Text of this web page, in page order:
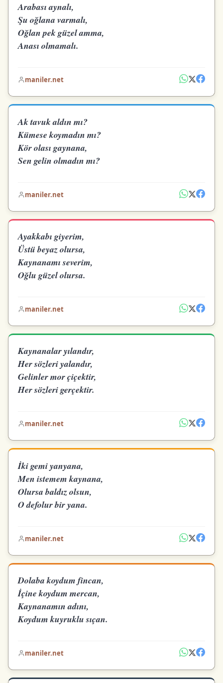
Arabası aynalı,
Şu oğlana varmalı,
Oğlan pek güzel amma,
Anası olmamalı.
maniler.net
Ak tavuk aldın mı?
Kümese koymadın mı?
Kör olası gaynana,
Sen gelin olmadın mı?
maniler.net
Ayakkabı giyerim,
Üstü beyaz olursa,
Kaynanamı severim,
Oğlu güzel olursa.
maniler.net
Kaynanalar yılandır,
Her sözleri yalandır,
Gelinler mor çiçektir,
Her sözleri gerçektir.
maniler.net
İki gemi yanyana,
Men istemem kaynana,
Olursa baldız olsun,
O defolur bir yana.
maniler.net
Dolaba koydum fincan,
İçine koydum mercan,
Kaynanamın adını,
Koydum kuyruklu sıçan.
maniler.net